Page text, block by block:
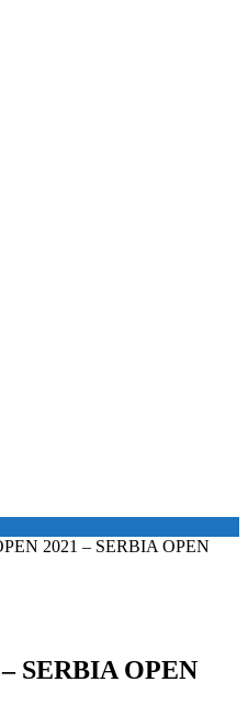
2021 – SERBIA OPEN
SERBIA OPEN